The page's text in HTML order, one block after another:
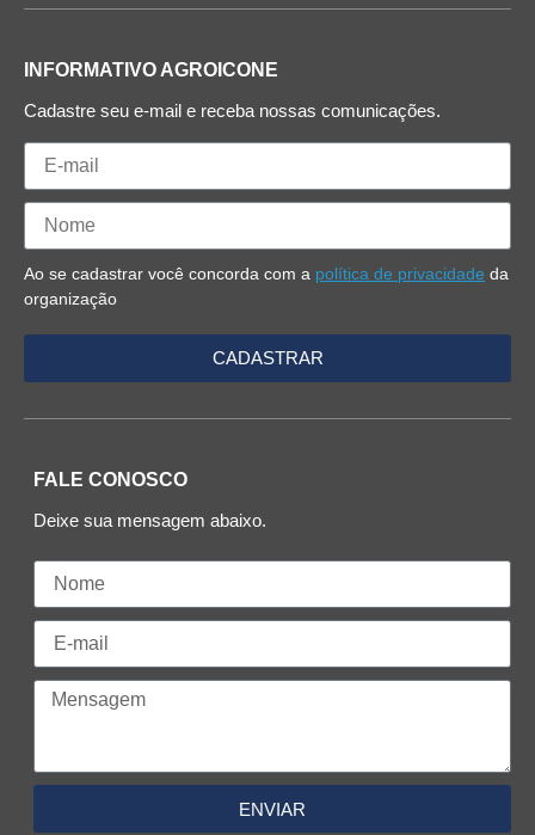
INFORMATIVO AGROICONE
Cadastre seu e-mail e receba nossas comunicações.
Ao se cadastrar você concorda com a política de privacidade da
organização
FALE CONOSCO
Deixe sua mensagem abaixo.
ENVIAR